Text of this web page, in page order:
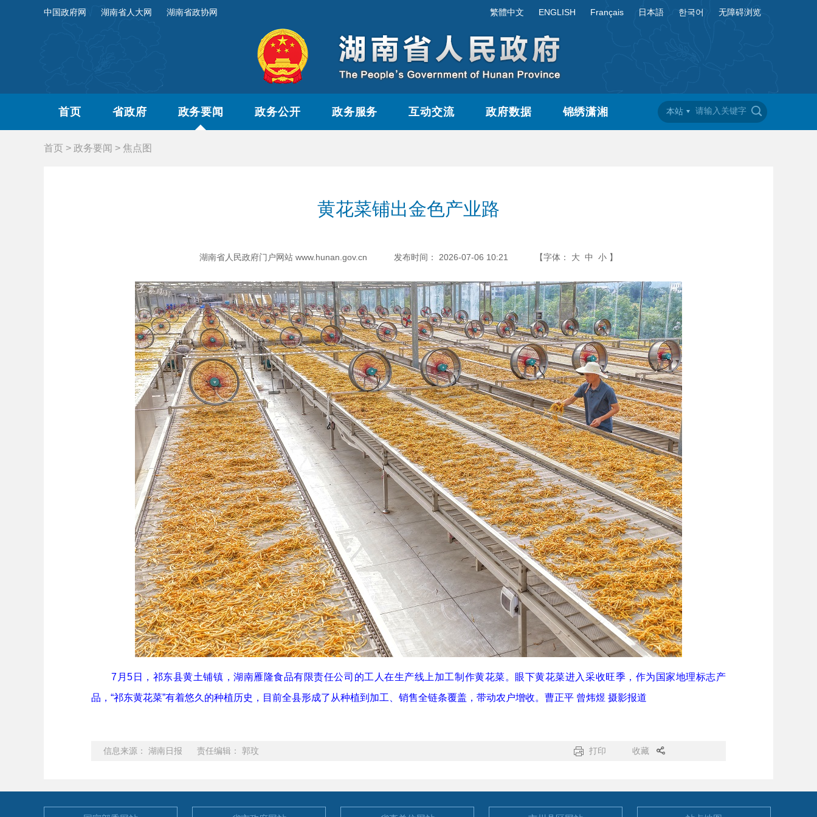
中国政府网 湖南省人大网 湖南省政协网 繁體中文 ENGLISH Français 日本語 한국어 无障碍浏览
首页 省政府 政务要闻 政务公开 政务服务 互动交流 政府数据 锦绣潇湘 本站
首页 > 政务要闻 > 焦点图
黄花菜铺出金色产业路
湖南省人民政府门户网站 www.hunan.gov.cn 发布时间： 2026-07-06 10:21 【字体： 大 中 小 】
7月5日，祁东县黄土铺镇，湖南雁隆食品有限责任公司的工人在生产线上加工制作黄花菜。眼下黄花菜进入采收旺季，作为国家地理标志产
品，“祁东黄花菜”有着悠久的种植历史，目前全县形成了从种植到加工、销售全链条覆盖，带动农户增收。曹正平 曾炜煜 摄影报道
信息来源： 湖南日报 责任编辑： 郭玟 打印 收藏